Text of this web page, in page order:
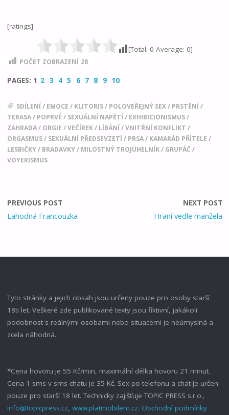
[ratings]
[Total: 0 Average: 0]
POČET ZOBRAZENÍ 28
PAGES: 1 2 3 4 5 6 7 8 9 10
SDÍLENÍ / EMOCE / KLITORIS/ POLOVEŘEJNÝ SEX/ PRSTĚNÍ /
TERASA/ POPRVÉ / SEXUÁLNÍ NAPĚTÍ / EXHIBICIONISMUS/
ZAHRADA/ ORGIE /VEČÍREK/ LÍBÁNÍ /VNITŘNÍ KONFLIKT /
ORGASMUS/ SEXUÁLNÍ PŘEDSEVZETÍ / PRSA/ KAMARÁD PŘÍTELE /
LESBIČKY/ BRADAVKY/ MILOSTNÝ TROJÚHELNÍK/ GRUPÁČ /
VOYERISMUS
PREVIOUS POST
Lahodná Francouzka
NEXT POST
Hraní vedle manžela
Tyto stránky a jejich obsah jsou určeny pouze pro osoby starší
18ti let. Veškeré zde publikované texty jsou fiktivní, jakákoli
podobnost s reálnými osobami nebo situacemi je neúmyslná a
zcela náhodná.
*Cena hovoru je 55 Kč/min, maximální délka hovoru 21 minut.
Cena 1 sms v sms chatu je 35 Kč. Sex po telefonu a chat je určen
pouze pro starší 18 let. Technicky zajišťuje TOPIC PRESS s.r.o.,
info@topicpress.cz, www.platmobilem.cz. Obchodní podmínky